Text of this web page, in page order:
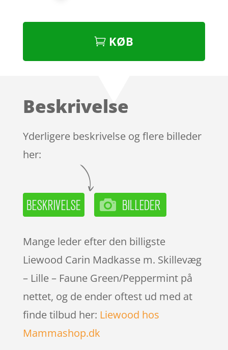
KØB
Beskrivelse
Yderligere beskrivelse og flere billeder
her:
Mange leder efter den billigste
Liewood Carin Madkasse m. Skillevæg
– Lille – Faune Green/Peppermint på
nettet, og de ender oftest ud med at
finde tilbud her: Liewood hos
Mammashop.dk